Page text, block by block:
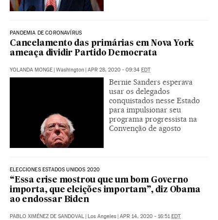
PANDEMIA DE CORONAVÍRUS
Cancelamento das primárias em Nova York
ameaça dividir Partido Democrata
YOLANDA MONGE | Washington | APR 28, 2020 - 09:34 EDT
Bernie Sanders esperava
usar os delegados
conquistados nesse Estado
para impulsionar seu
programa progressista na
Convenção de agosto
ELECCIONES ESTADOS UNIDOS 2020
“Essa crise mostrou que um bom Governo
importa, que eleições importam”, diz Obama
ao endossar Biden
PABLO XIMÉNEZ DE SANDOVAL | Los Angeles | APR 14, 2020 - 16:51EDT